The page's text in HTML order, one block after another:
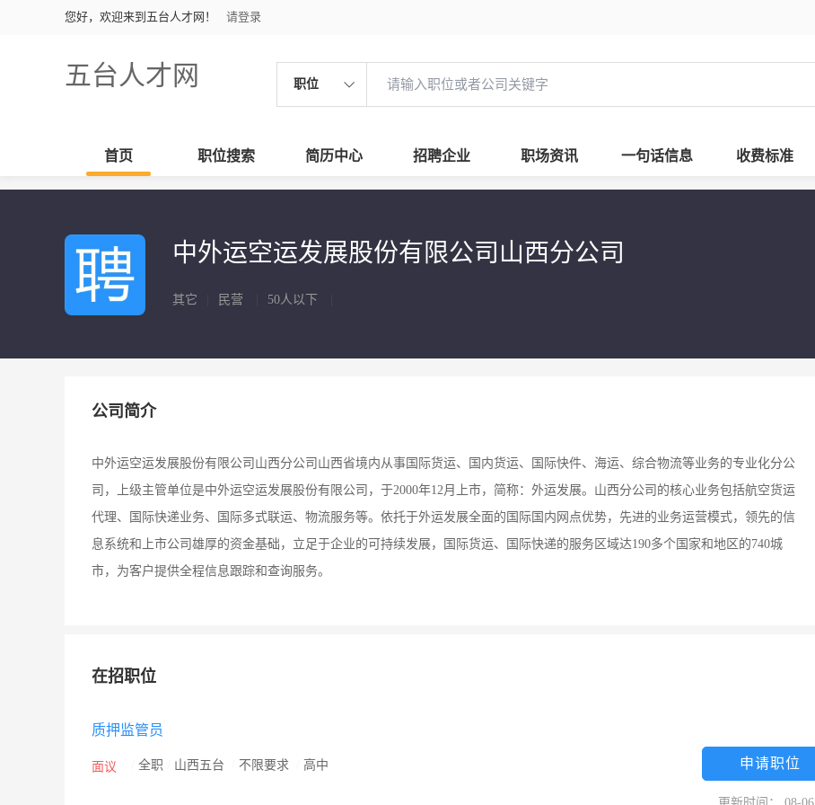
您好，欢迎来到五台人才网！ 请登录
五台人才网 职位
首页 职位搜索 简历中心 招聘企业 职场资讯 一句话信息 收费标准
中外运空运发展股份有限公司山西分公司
其它 民营 50人以下
公司简介
中外运空运发展股份有限公司山西分公司山西省境内从事国际货运、国内货运、国际快件、海运、综合物流等业务的专业化分公
司，上级主管单位是中外运空运发展股份有限公司，于2000年12月上市，简称：外运发展。山西分公司的核心业务包括航空货运
代理、国际快递业务、国际多式联运、物流服务等。依托于外运发展全面的国际国内网点优势，先进的业务运营模式，领先的信
息系统和上市公司雄厚的资金基础，立足于企业的可持续发展，国际货运、国际快递的服务区域达190多个国家和地区的740城
市，为客户提供全程信息跟踪和查询服务。
在招职位
质押监管员
面议 全职 山西五台 不限要求 高中 申请职位